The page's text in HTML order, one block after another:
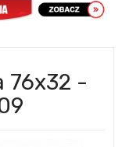
76x32 -